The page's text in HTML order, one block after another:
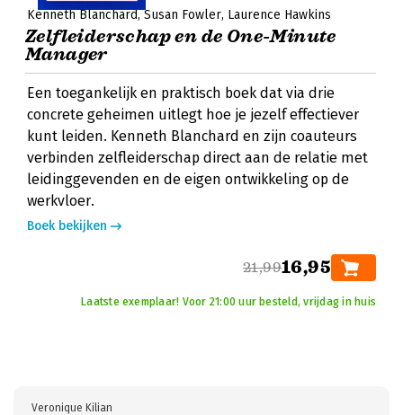
Kenneth Blanchard Susan Fowler Laurence Hawkins
Zelfleiderschap en de One-Minute
Manager
Een toegankelijk en praktisch boek dat via drie
concrete geheimen uitlegt hoe je jezelf effectiever
kunt leiden. Kenneth Blanchard en zijn coauteurs
verbinden zelfleiderschap direct aan de relatie met
leidinggevenden en de eigen ontwikkeling op de
werkvloer.
Boek bekijken
21,9916,95
Laatste exemplaar! Voor 21:00 uur besteld, vrijdag in huis
Veronique Kilian